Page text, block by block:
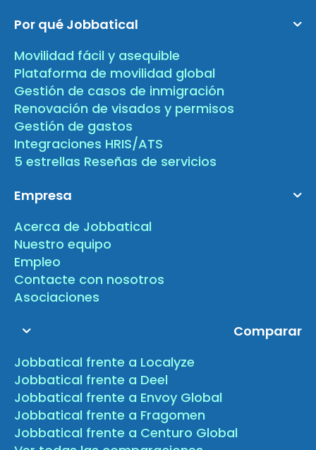
Por qué Jobbatical
Movilidad fácil y asequible
Plataforma de movilidad global
Gestión de casos de inmigración
Renovación de visados y permisos
Gestión de gastos
Integraciones HRIS/ATS
5 estrellas Reseñas de servicios
Empresa
Acerca de Jobbatical
Nuestro equipo
Empleo
Contacte con nosotros
Asociaciones
Comparar
Jobbatical frente a Localyze
Jobbatical frente a Deel
Jobbatical frente a Envoy Global
Jobbatical frente a Fragomen
Jobbatical frente a Centuro Global